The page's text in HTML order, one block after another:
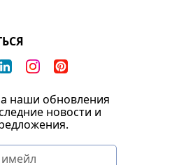
наши обновления
новости и